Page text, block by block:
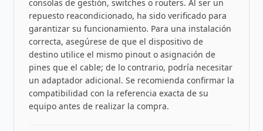
consolas de gestión, switches o routers. Al ser un
repuesto reacondicionado, ha sido verificado para
garantizar su funcionamiento. Para una instalación
correcta, asegúrese de que el dispositivo de
destino utilice el mismo pinout o asignación de
pines que el cable; de lo contrario, podría necesitar
un adaptador adicional. Se recomienda confirmar la
compatibilidad con la referencia exacta de su
equipo antes de realizar la compra.